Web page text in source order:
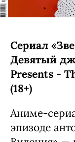
Сериал
Девятый
Presents -
(18+)
Аниме-
эпизоде